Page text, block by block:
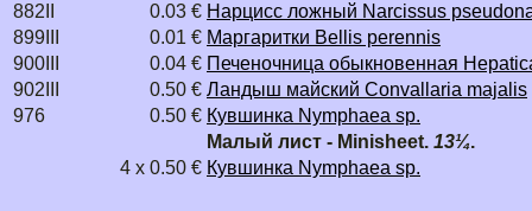
882II 0.03 € Нарцисс ложный Narcissus
899III
0.01 € Маргаритки Bellis perennis
900III
0.04 € Печеночница обыкновенная
902III
0.50 € Ландыш майский Convallaria majalis
976
0.50 € Кувшинка Nymphaea sp.
Малый лист - Minisheet. 13¼.
4 x 0.50 € Кувшинка Nymphaea sp.